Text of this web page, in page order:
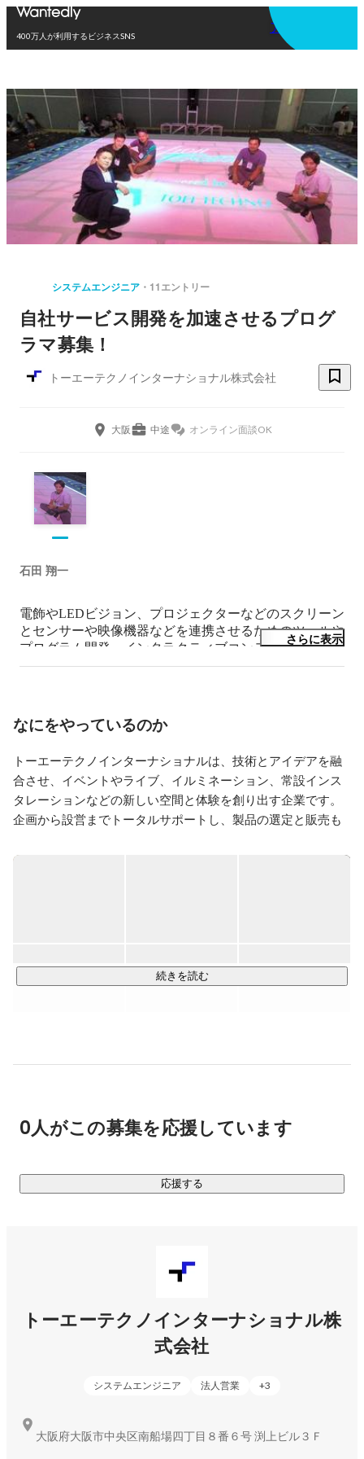
400万人が利用するビジネスSNS
アプリを使う
システムエンジニア 11エントリー
自社サービス開発を加速させるプログ
ラマ募集！
トーエーテクノインターナショナル株式会社
大阪 中途 オンライン面談OK
石田 翔一
電飾やLEDビジョン、プロジェクターなどのスクリーン
とセンサーや映像機器などを連携させるためのツールや
プログラム開発、インタラクティブコンテンツや演出プ
ログラムの開発を行っております。
スマホアプリを開発したり、日々勉強しながら制作・開
さらに表示
なにをやっているのか
トーエーテクノインターナショナルは、技術とアイデアを融
合させ、イベントやライブ、イルミネーション、常設インス
タレーションなどの新しい空間と体験を創り出す企業です。
企画から設営までトータルサポートし、製品の選定と販売も
ア、ベトナムの6拠点で連携し、上質な製品とサービスを提
続きを読む
0人がこの募集を応援しています
応援する
トーエーテクノインターナショナル株
式会社
システムエンジニア 法人営業 +3
大阪府大阪市中央区南船場四丁目８番６号 渕上ビル３Ｆ